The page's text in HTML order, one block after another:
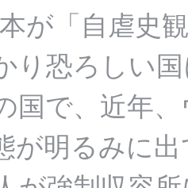
が「自虐史
り恐ろしい
国で、近年
が明るみに